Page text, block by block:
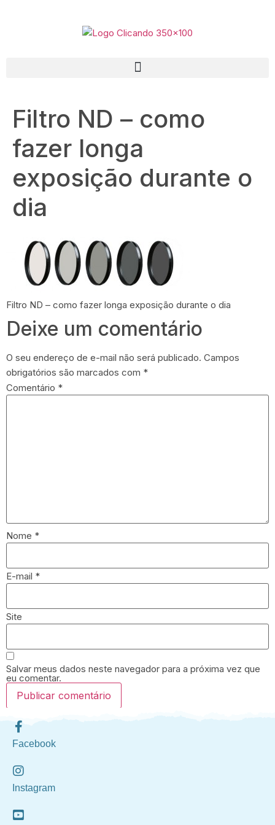
Filtro ND – como
fazer longa
exposição durante o
dia
Filtro ND – como fazer longa exposição durante o dia
Deixe um comentário
O seu endereço de e-mail não será publicado. Campos
obrigatórios são marcados com *
Comentário *
Nome *
E-mail *
Site
Salvar meus dados neste navegador para a próxima vez que
eu comentar.
Facebook
Instagram